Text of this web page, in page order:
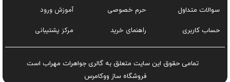
سوالات متداول
حساب کاربری
حرم خصوصی
راهنمای خرید
آموزش ورود
مرکز پشتیبانی
تمامی حقوق این سایت متعلق به گالری جواهرات مهراب است
فروشگاه ساز ووکامرس